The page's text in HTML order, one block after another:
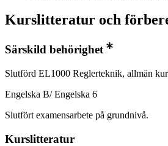
Kurslitteratur och
Särskild behörighet
Slutförd EL1000 Reglerteknik, allmän
Engelska B/ Engelska 6
Slutfört examensarbete på grundnivå.
Kurslitteratur